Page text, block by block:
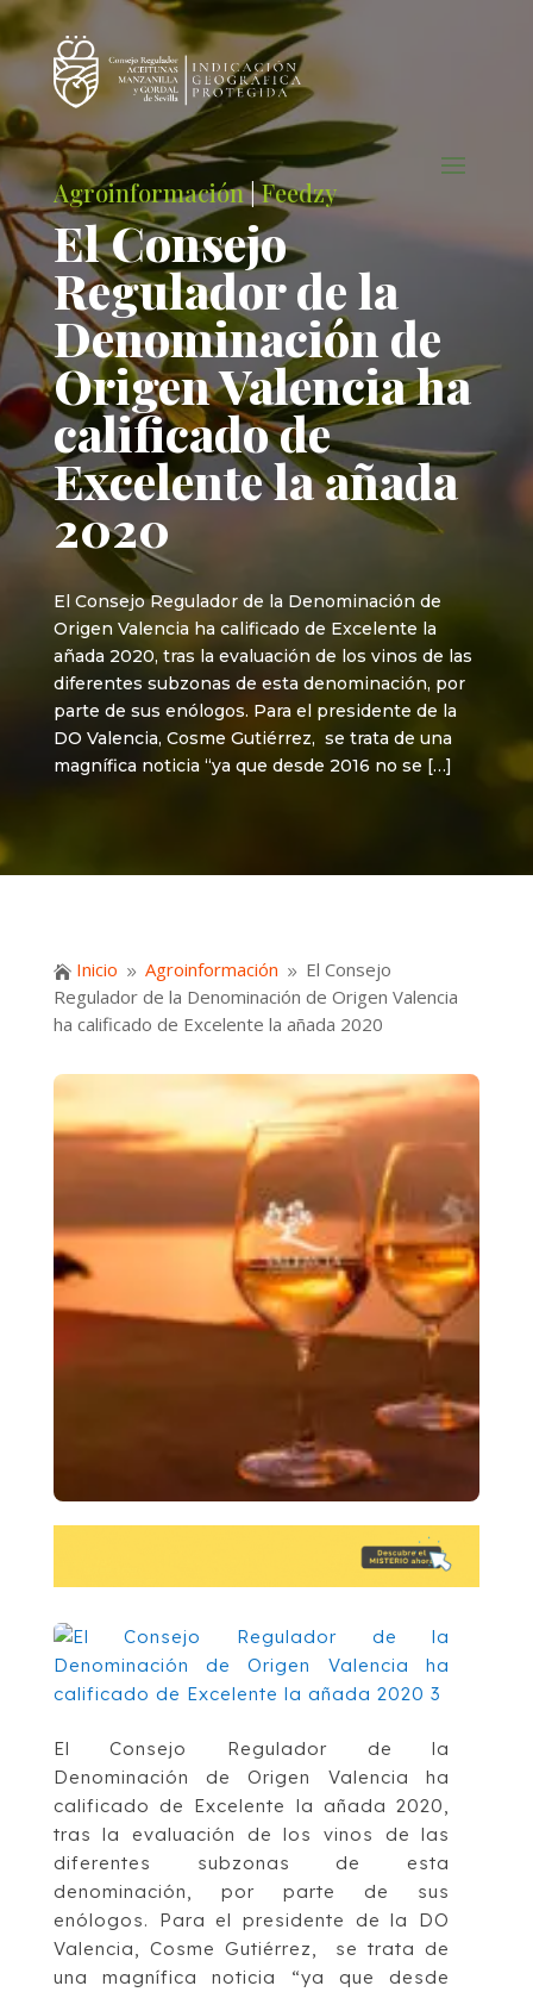
Agroinformación|Feedzy
El Consejo
Regulador de la
Denominación de
Origen Valencia ha
calificado de
Excelente la añada
2020
El Consejo Regulador de la Denominación de
Origen Valencia ha calificado de Excelente la
añada 2020, tras la evaluación de los vinos de las
diferentes subzonas de esta denominación, por
parte de sus enólogos. Para el presidente de la
DO Valencia, Cosme Gutiérrez, se trata de una
magnífica noticia “ya que desde 2016 no se […]
 Inicio 9 Agroinformación 9 El Consejo
Regulador de la Denominación de Origen Valencia
ha calificado de Excelente la añada 2020
El Consejo Regulador de la
Denominación de Origen Valencia ha
calificado de Excelente la añada 2020,
tras la evaluación de los vinos de las
diferentes subzonas de esta
denominación, por parte de sus
enólogos. Para el presidente de la DO
Valencia, Cosme Gutiérrez, se trata de
una magnífica noticia “ya que desde